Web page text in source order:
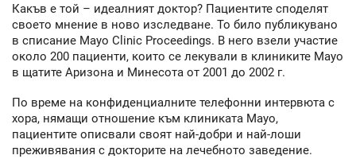
Какъв е той – идеалният доктор? Пациентите споделят
своето мнение в ново изследване. То било публикувано
в списание Mayo Clinic Proceedings. В него взели участие
около 200 пациенти, които се лекували в клиниките Mayo
в щатите Аризона и Минесота от 2001 до 2002 г.
По време на конфиденциалните телефонни интервюта с
хора, нямащи отношение към клиниката Mayo,
пациентите описвали своят най-добри и най-лоши
преживявания с докторите на лечебното заведение.